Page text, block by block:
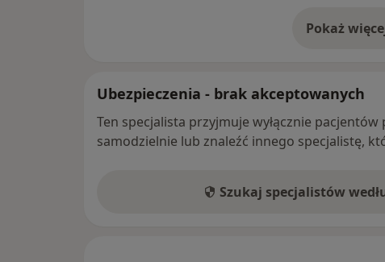
Pokażo
Ubezpieczenia - brak akceptowanych
Ten specjalista przyjmuje wyłącznie
samodzielnie lub znaleźć innego specjalistę,
Szukaj specjalistów